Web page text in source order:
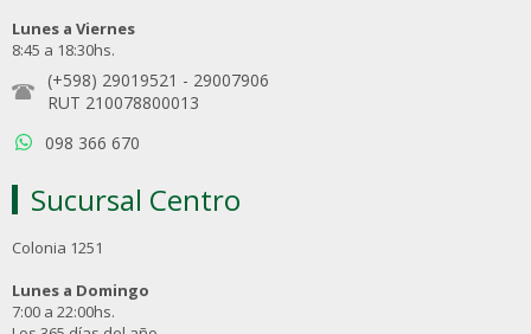
Lunes a Viernes
8:45 a 18:30hs.
(+598) 29019521 - 29007906
RUT 210078800013
098 366 670
Sucursal Centro
Colonia 1251
Lunes a Domingo
7:00 a 22:00hs.